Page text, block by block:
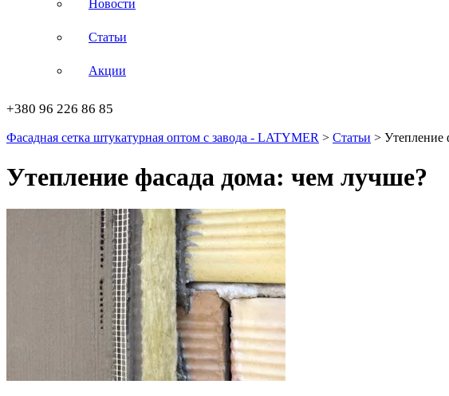
Новости
Статьи
Акции
+380 96 226 86 85
Фасадная сетка штукатурная оптом с завода - LATYMER > Статьи > Утепление
Утепление фасада дома: чем лучше?